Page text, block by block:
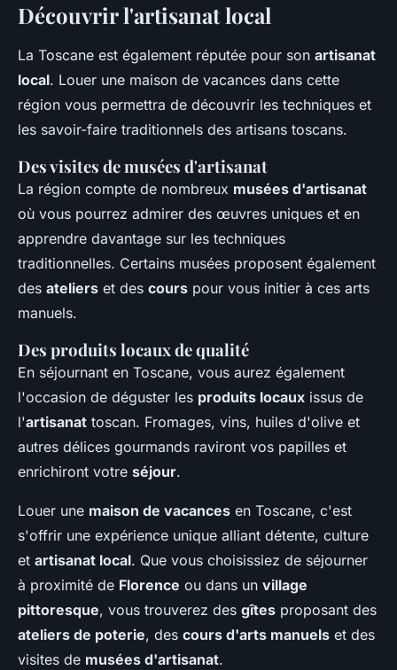
Découvrir l'artisanat local
La Toscane est également réputée pour son artisanat
local. Louer une maison de vacances dans cette
région vous permettra de découvrir les techniques et
les savoir-faire traditionnels des artisans toscans.
Des visites de musées d'artisanat
La région compte de nombreux musées d'artisanat
où vous pourrez admirer des œuvres uniques et en
apprendre davantage sur les techniques
traditionnelles. Certains musées proposent également
des ateliers et des cours pour vous initier à ces arts
manuels.
Des produits locaux de qualité
En séjournant en Toscane, vous aurez également
l'occasion de déguster les produits locaux issus de
l'artisanat toscan. Fromages, vins, huiles d'olive et
autres délices gourmands raviront vos papilles et
enrichiront votre séjour.
Louer une maison de vacances en Toscane, c'est
s'offrir une expérience unique alliant détente, culture
et artisanat local. Que vous choisissiez de séjourner
à proximité de Florence ou dans un village
pittoresque, vous trouverez des gîtes proposant des
ateliers de poterie, des cours d'arts manuels et des
visites de musées d'artisanat.